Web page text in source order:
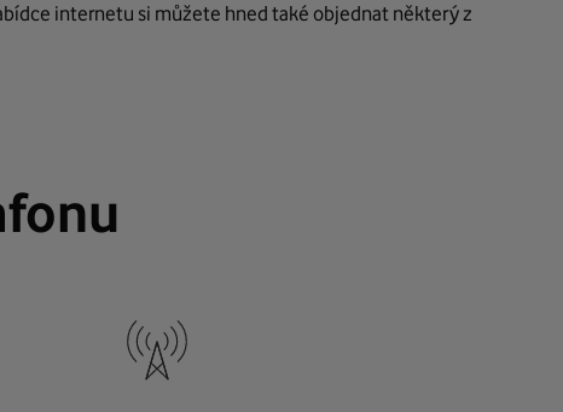
internetu si můžete hned také objednat některý z